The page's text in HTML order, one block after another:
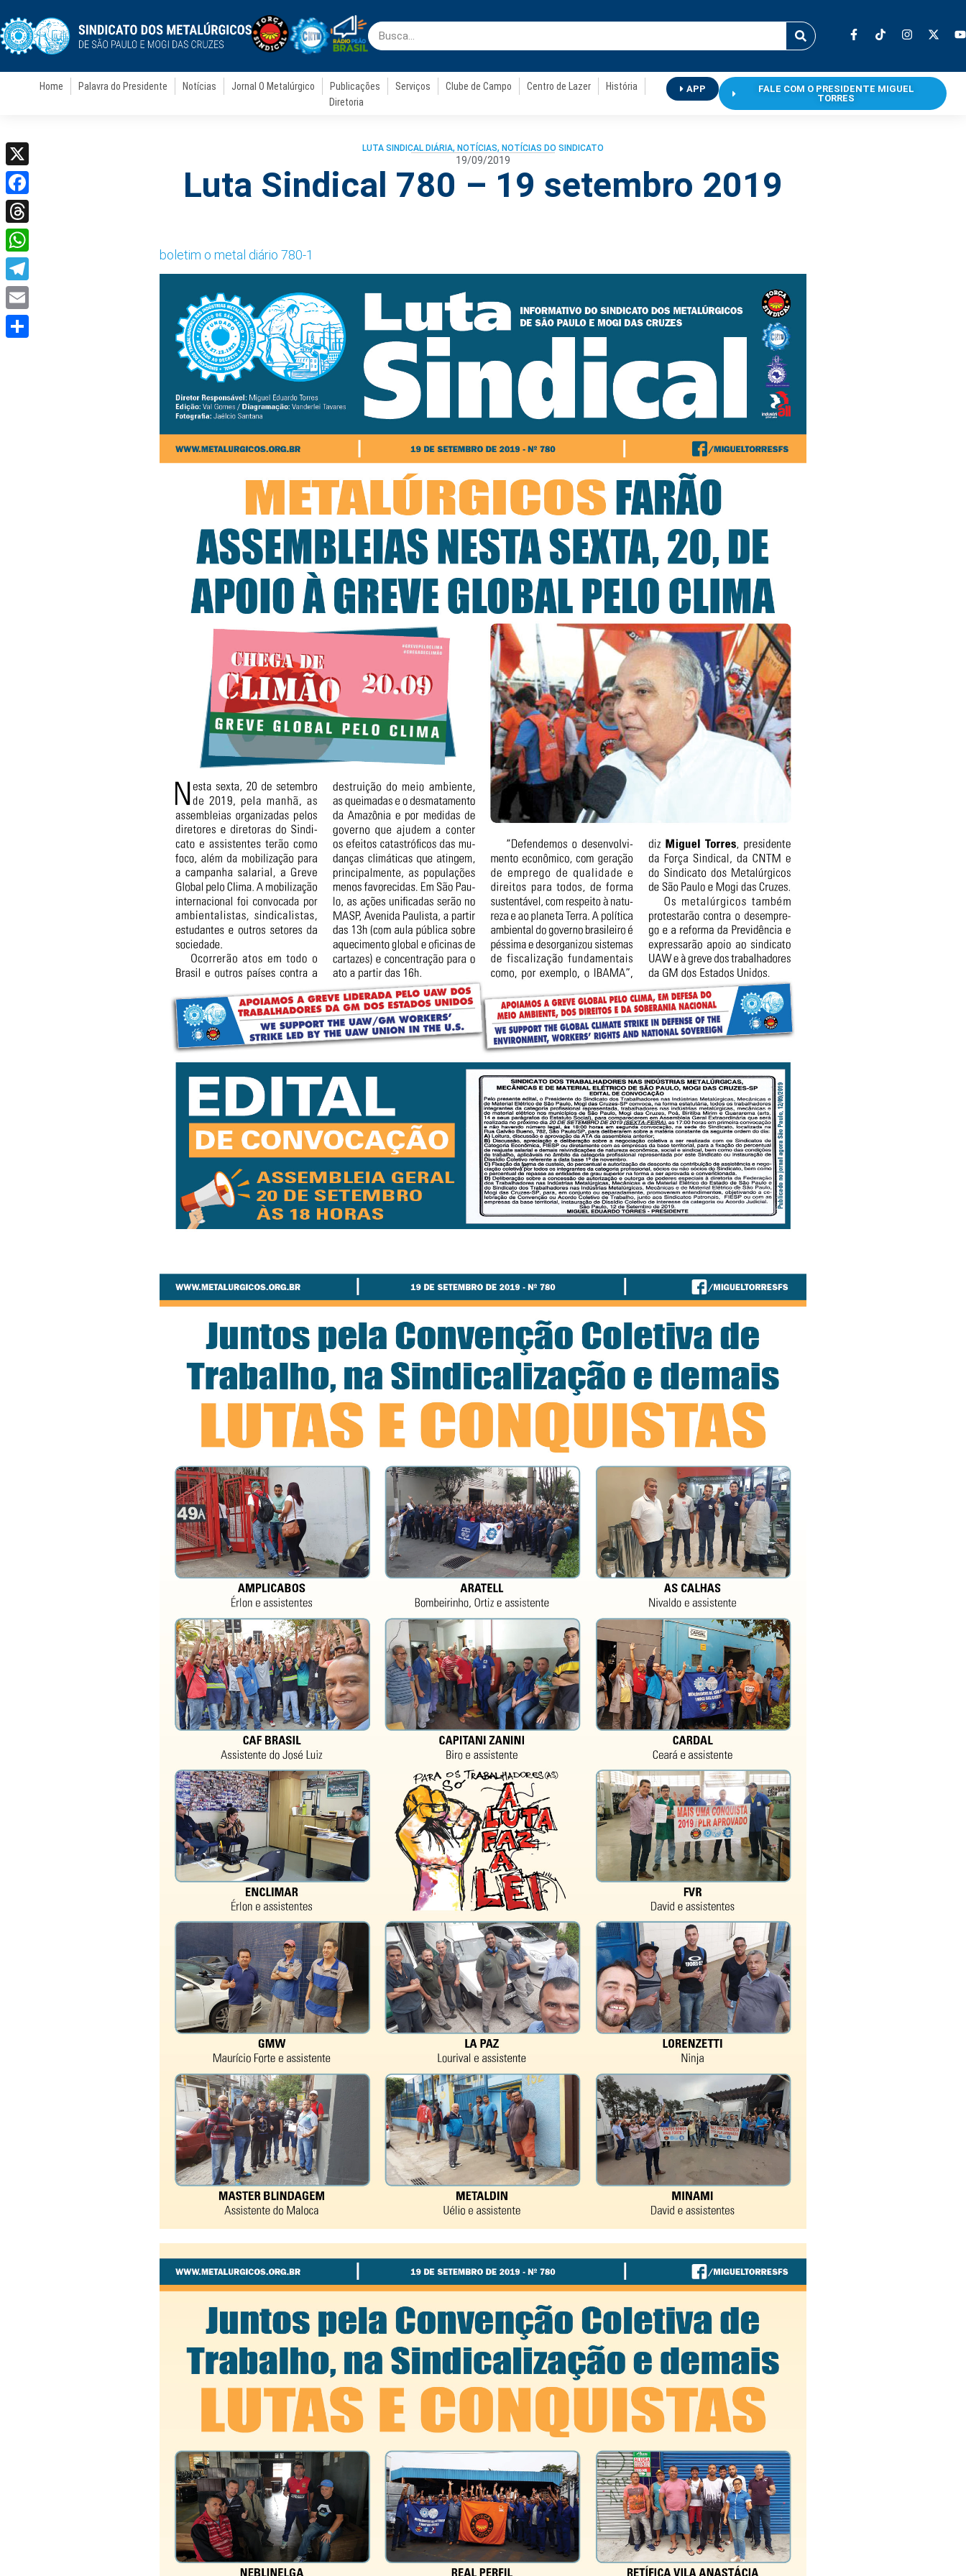
Home Palavra do Presidente Notícias Jornal O Metalúrgico Publicações Serviços Clube de Campo Centro de Lazer
História
Diretoria
APP
FALE COM O PRESIDENTE MIGUEL
TORRES
LUTA SINDICAL DIÁRIA, NOTÍCIAS, NOTÍCIAS DO SINDICATO
19/09/2019
Luta Sindical 780 – 19 setembro 2019
boletim o metal diário 780-1
X
Facebook
Threads
WhatsApp
Telegram
Email